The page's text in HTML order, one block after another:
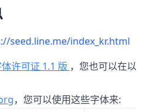
seed.line.me/index_kr.html
许可证 1.1 版 ，您也可以在以
，您可以使用这些字体来: